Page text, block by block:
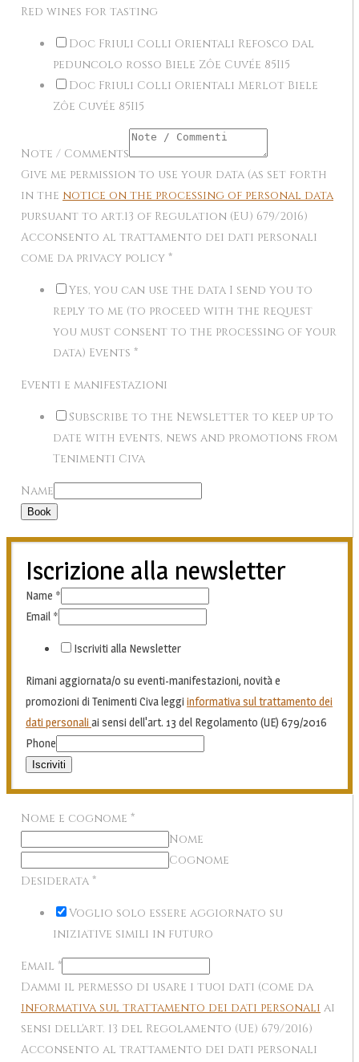
Red wines for tasting
Doc Friuli Colli Orientali Refosco dal
peduncolo rosso Biele Zôe Cuvée 85I15
Doc Friuli Colli Orientali Merlot Biele
Zôe Cuvée 85I15
Note / Comments
Give me permission to use your data (as set forth
in the notice on the processing of personal data
pursuant to art.13 of Regulation (EU) 679/2016)
Acconsento al trattamento dei dati personali
come da privacy policy *
Yes, you can use the data I send you to
reply to me (to proceed with the request
you must consent to the processing of your
data) Events *
Eventi e manifestazioni
Subscribe to the Newsletter to keep up to
date with events, news and promotions from
Tenimenti Civa
Name
Book
Iscrizione alla newsletter
Name *
Email *
Iscriviti alla Newsletter
Rimani aggiornata/o su eventi-manifestazioni, novità e
promozioni di Tenimenti Civa leggi informativa sul trattamento dei
dati personali ai sensi dell'art. 13 del Regolamento (UE) 679/2016
Phone
Iscriviti
Nome e cognome *
Nome
Cognome
Desiderata *
Voglio solo essere aggiornato su
iniziative simili in futuro
Email *
Dammi il permesso di usare i tuoi dati (come da
informativa sul trattamento dei dati personali ai
sensi dell'art. 13 del Regolamento (UE) 679/2016)
Acconsento al trattamento dei dati personali